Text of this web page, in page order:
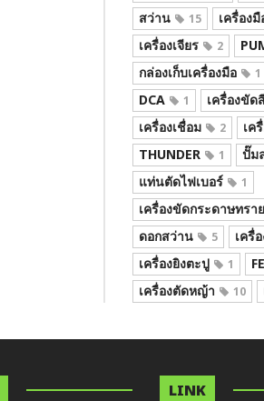
สว่าน 15 เครื่อง
เครื่องเจียร 2
กล่องเก็บเครื่องมือ 1
DCA 1 เครื่องขัด
เครื่องเชื่อม 2 เค
THUNDER 1 ปั๊ม
แท่นตัดไฟเบอร์ 1
เครื่องขัดกระดาษทราย
ดอกสว่าน 5 เครื่
เครื่องยิงตะปู 1
เครื่องตัดหญ้า 10
LINK